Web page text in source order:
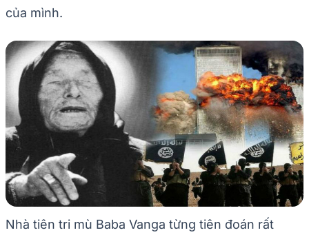
của mình.
Nhà tiên tri mù Baba Vanga từng tiên đoán rất